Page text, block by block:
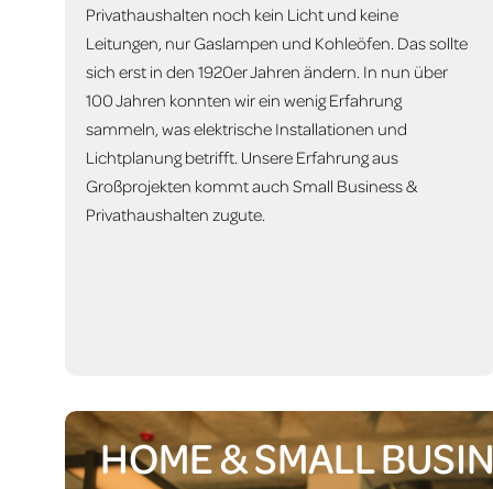
Privathaushalten noch kein Licht und keine
Leitungen, nur Gaslampen und Kohleöfen. Das sollte
sich erst in den 1920er Jahren ändern. In nun über
100 Jahren konnten wir ein wenig Erfahrung
sammeln, was elektrische Installationen und
Lichtplanung betrifft. Unsere Erfahrung aus
Großprojekten kommt auch Small Business &
Privathaushalten zugute.
HOME & SMALL